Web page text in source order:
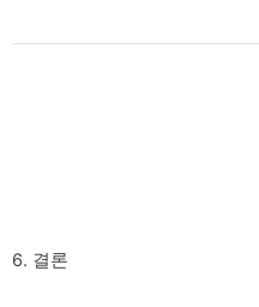
6. 결론